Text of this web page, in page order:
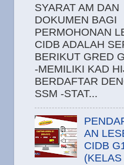
SYARAT AM DAN
DOKUMEN BAGI
PERMOHONAN
CIDB ADALAH
BERIKUT GRED
-MEMILIKI KAD
BERDAFTAR
SSM -STAT...
AN
CIDB
(KELAS